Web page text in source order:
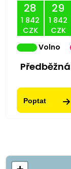
28
1 842
CZK
29
1 842
CZK
Volno
Poptat